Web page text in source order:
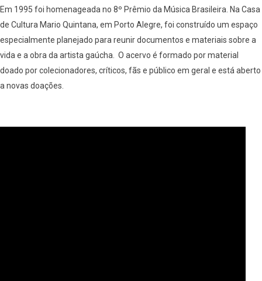
Em 1995 foi homenageada no 8º Prêmio da Música Brasileira. Na Casa
de Cultura Mario Quintana, em Porto Alegre, foi construído um espaço
especialmente planejado para reunir documentos e materiais sobre a
vida e a obra da artista gaúcha. O acervo é formado por material
doado por colecionadores, críticos, fãs e público em geral e está aberto
a novas doações.